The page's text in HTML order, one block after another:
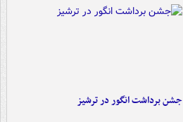
جشن برداشت انگور در ترشیز